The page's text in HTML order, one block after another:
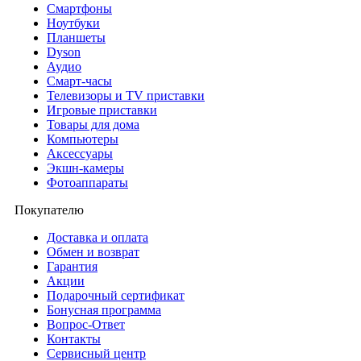
Смартфоны
Ноутбуки
Планшеты
Dyson
Аудио
Смарт-часы
Телевизоры и TV приставки
Игровые приставки
Товары для дома
Компьютеры
Аксесcуары
Экшн-камеры
Фотоаппараты
Покупателю
Доставка и оплата
Обмен и возврат
Гарантия
Акции
Подарочный сертификат
Бонусная программа
Вопрос-Ответ
Контакты
Сервисный центр